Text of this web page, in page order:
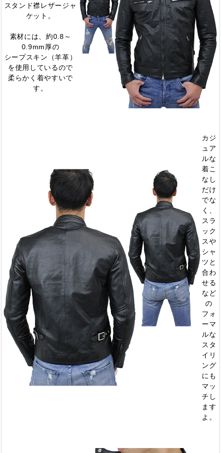
スタンド襟レザージャ
ケット。
素材には、約0.8～
0.9mm厚の
シープスキン（羊革）
を使用しているので
柔らかく着やすいで
す。
カジ
ュア
ルな
着こ
なし
だけ
でな
く、
スラ
ック
スや
シャ
ツと
合わ
せる
など
の
フォ
ーマ
ルな
スタ
イリ
ング
にも
マッ
チし
ます
よ。